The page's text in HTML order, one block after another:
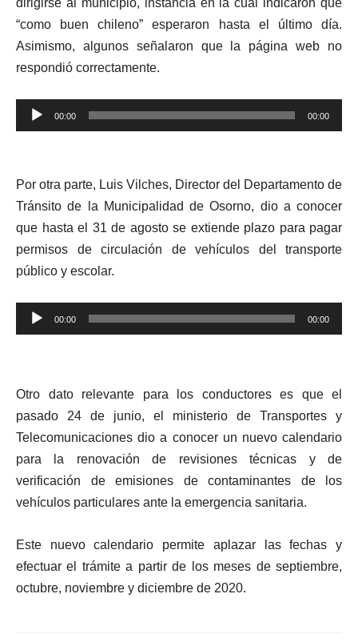
dirigirse al municipio, instancia en la cual indicaron que
“como buen chileno” esperaron hasta el último día.
Asimismo, algunos señalaron que la página web no
respondió correctamente.
Reproductor
de
00:00 00:00
Por otra parte, Luis Vilches, Director del Departamento de
Tránsito de la Municipalidad de Osorno, dio a conocer
que hasta el 31 de agosto se extiende plazo para pagar
permisos de circulación de vehículos del transporte
público y escolar.
Reproductor
de
00:00 00:00
Otro dato relevante para los conductores es que el
pasado 24 de junio, el ministerio de Transportes y
Telecomunicaciones dio a conocer un nuevo calendario
para la renovación de revisiones técnicas y de
verificación de emisiones de contaminantes de los
vehículos particulares ante la emergencia sanitaria.
Este nuevo calendario permite aplazar las fechas y
efectuar el trámite a partir de los meses de septiembre,
octubre, noviembre y diciembre de 2020.